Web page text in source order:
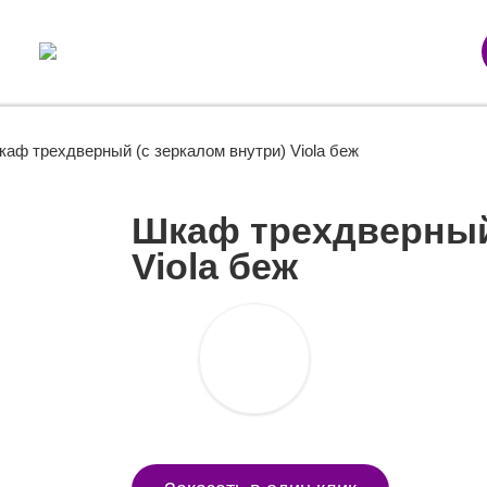
трехдверный (с зеркалом внутри) Viola беж
Шкаф
Viola беж